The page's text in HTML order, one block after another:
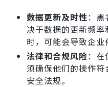
数据更新及时性：
决于数据的更新频
时，可能会导致企业
法律和合规风险：
须确保他们的操作
安全法规。